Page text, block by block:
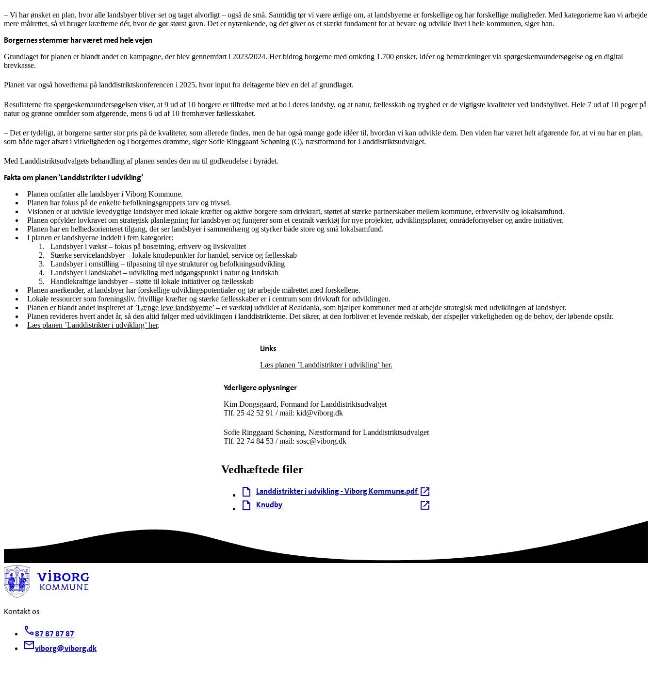
– Vi har ønsket en plan, hvor alle landsbyer bliver set og taget alvorligt – også de små. Samtidig tør vi være ærlige om, at landsbyerne er forskellige og har forskellige muligheder. Med kategorierne kan vi arbejde
mere målrettet, så vi bruger kræfterne dér, hvor de gør størst gavn. Det er nytænkende, og det giver os et stærkt fundament for at bevare og udvikle livet i hele kommunen, siger han.
Borgernes stemmer har været med hele vejen
Grundlaget for planen er blandt andet en kampagne, der blev gennemført i 2023/2024. Her bidrog borgerne med omkring 1.700 ønsker, idéer og bemærkninger via spørgeskemaundersøgelse og en digital
brevkasse.
Planen var også hovedtema på landdistriktskonferencen i 2025, hvor input fra deltagerne blev en del af grundlaget.
Resultaterne fra spørgeskemaundersøgelsen viser, at 9 ud af 10 borgere er tilfredse med at bo i deres landsby, og at natur, fællesskab og tryghed er de vigtigste kvaliteter ved landsbylivet. Hele 7 ud af 10 peger på
natur og grønne områder som afgørende, mens 6 ud af 10 fremhæver fællesskabet.
– Det er tydeligt, at borgerne sætter stor pris på de kvaliteter, som allerede findes, men de har også mange gode idéer til, hvordan vi kan udvikle dem. Den viden har været helt afgørende for, at vi nu har en plan,
som både tager afsæt i virkeligheden og i borgernes drømme, siger Sofie Ringgaard Schøning (C), næstformand for Landdistriktsudvalget.
Med Landdistriktsudvalgets behandling af planen sendes den nu til godkendelse i byrådet.
Fakta om planen ’Landdistrikter i udvikling’
Planen omfatter alle landsbyer i Viborg Kommune.
Planen har fokus på de enkelte befolkningsgruppers tarv og trivsel.
Visionen er at udvikle levedygtige landsbyer med lokale kræfter og aktive borgere som drivkraft, støttet af stærke partnerskaber mellem kommune, erhvervsliv og lokalsamfund.
Planen opfylder lovkravet om strategisk planlægning for landsbyer og fungerer som et centralt værktøj for nye projekter, udviklingsplaner, områdefornyelser og andre initiativer.
Planen har en helhedsorienteret tilgang, der ser landsbyer i sammenhæng og styrker både store og små lokalsamfund.
I planen er landsbyerne inddelt i fem kategorier:
Landsbyer i vækst – fokus på bosætning, erhverv og livskvalitet
Stærke servicelandsbyer – lokale knudepunkter for handel, service og fællesskab
Landsbyer i omstilling – tilpasning til nye strukturer og befolkningsudvikling
Landsbyer i landskabet – udvikling med udgangspunkt i natur og landskab
Handlekraftige landsbyer – støtte til lokale initiativer og fællesskab
Planen anerkender, at landsbyer har forskellige udviklingspotentialer og tør arbejde målrettet med forskellene.
Lokale ressourcer som foreningsliv, frivillige kræfter og stærke fællesskaber er i centrum som drivkraft for udviklingen.
Planen er blandt andet inspireret af ’Længe leve landsbyerne’ – et værktøj udviklet af Realdania, som hjælper kommuner med at arbejde strategisk med udviklingen af landsbyer.
Planen revideres hvert andet år, så den altid følger med udviklingen i landdistrikterne. Det sikrer, at den forbliver et levende redskab, der afspejler virkeligheden og de behov, der løbende opstår.
Læs planen ’Landdistrikter i udvikling’ her.
Links
Læs planen ’Landdistrikter i udvikling’ her.
Yderligere oplysninger
Kim Dongsgaard, Formand for Landdistriktsudvalget
Tlf. 25 42 52 91 / mail: kid@viborg.dk
Sofie Ringgaard Schøning, Næstformand for Landdistriktsudvalget
Tlf. 22 74 84 53 / mail: sosc@viborg.dk
Vedhæftede filer
Landdistrikter i udvikling - Viborg Kommune.pdf
Knudby
Kontakt os
87 87 87 87
viborg@viborg.dk